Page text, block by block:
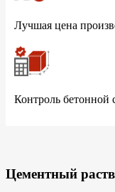
Лучшая цена
Контроль бетонной
Цементный